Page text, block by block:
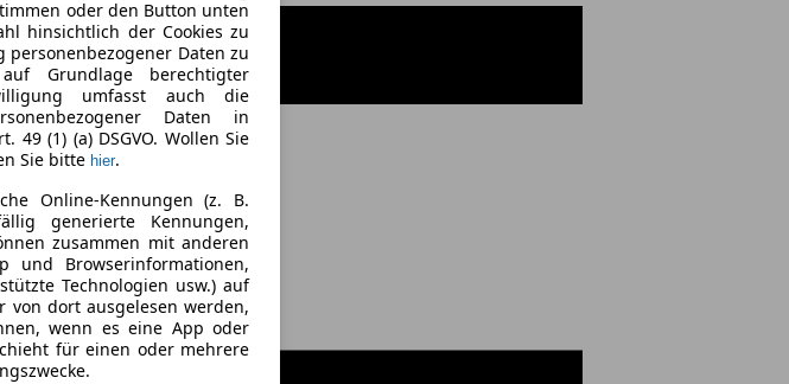
oder den Button unten
hinsichtlich der Cookies zu
Daten zu
Grundlage berechtigter
umfasst auch die
Daten in
49 (1) (a) DSGVO. Wollen Sie
Sie bitte hier.
Online-Kennungen (z. B.
generierte Kennungen,
zusammen mit anderen
und Browserinformationen,
Technologien usw.) auf
von dort ausgelesen werden,
wenn es eine App oder
für einen oder mehrere